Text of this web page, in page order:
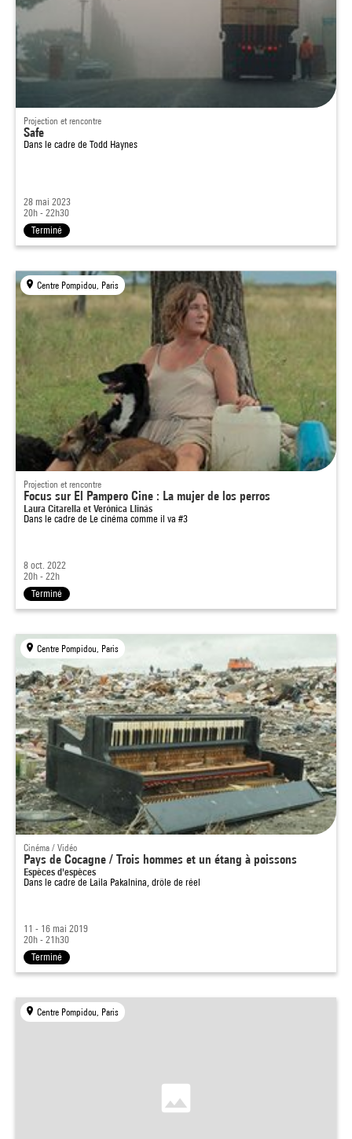
Projection et rencontre
Safe
Dans le cadre de Todd Haynes
28 mai 2023
20h - 22h30
Terminé
Centre Pompidou, Paris
Projection et rencontre
Focus sur El Pampero Cine : La mujer de los perros
Laura Citarella et Verónica Llinás
Dans le cadre de Le cinéma comme il va #3
8 oct. 2022
20h - 22h
Terminé
Centre Pompidou, Paris
Cinéma / Vidéo
Pays de Cocagne / Trois hommes et un étang à poissons
Espèces d'espèces
Dans le cadre de Laila Pakalnina, drôle de réel
11 - 16 mai 2019
20h - 21h30
Terminé
Centre Pompidou, Paris